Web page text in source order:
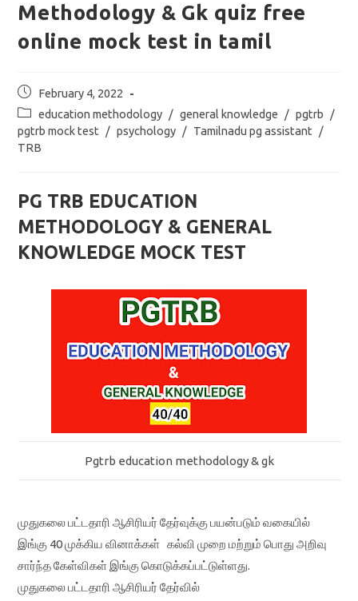
Methodology & Gk quiz free
online mock test in tamil
Post
published:
February 4, 2022
Post
category:
education methodology / general knowledge / pgtrb /
pgtrb mock test / psychology / Tamilnadu pg assistant /
TRB
PG TRB EDUCATION
METHODOLOGY & GENERAL
KNOWLEDGE MOCK TEST
Pgtrb education methodology & gk
முதுகலை பட்டதாரி ஆசிரியர் தேர்வுக்கு பயன்படும் வகையில்
இங்கு 40 முக்கிய வினாக்கள் கல்வி முறை மற்றும் பொது அறிவு
சார்ந்த கேள்விகள் இங்கு கொடுக்கப்பட்டுள்ளது.
முதுகலை பட்டதாரி ஆசிரியர் தேர்வில்